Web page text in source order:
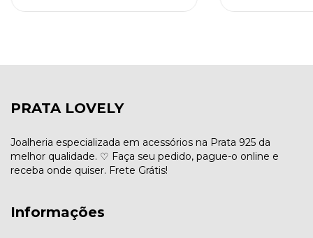
PRATA LOVELY
Joalheria especializada em acessórios na Prata 925 da
melhor qualidade. ♡ Faça seu pedido, pague-o online e
receba onde quiser. Frete Grátis!
Informações